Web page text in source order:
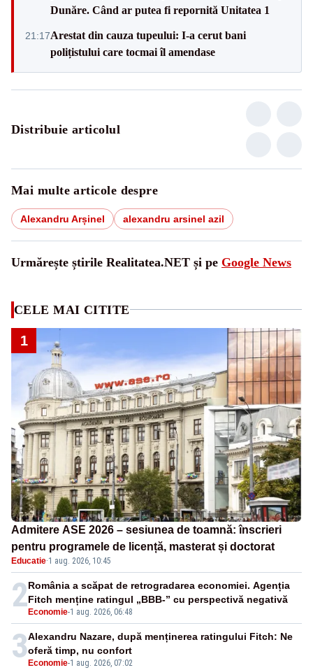
Dunăre. Când ar putea fi repornită Unitatea 1
21:17Arestat din cauza tupeului: I-a cerut bani
polițistului care tocmai îl amendase
Distribuie articolul
Mai multe articole despre
Alexandru Arșinel alexandru arsinel azil
Urmărește știrile Realitatea.NET și pe Google News
CELE MAI CITITE
1
Admitere ASE 2026 – sesiunea de toamnă: înscrieri
pentru programele de licență, masterat și doctorat
Educatie·1 aug. 2026, 10:45
2 Economie-1 aug. 2026, 06:48
România a scăpat de retrogradarea economiei. Agenția
Fitch menține ratingul „BBB-” cu perspectivă negativă
3 Economie-1 aug. 2026, 07:02
Alexandru Nazare, după menținerea ratingului Fitch: Ne
oferă timp, nu confort